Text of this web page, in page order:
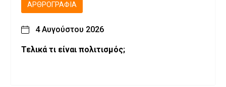
ΑΡΘΡΟΓΡΑΦΊΑ
4 Αυγούστου 2026
Τελικά τι είναι πολιτισμός;